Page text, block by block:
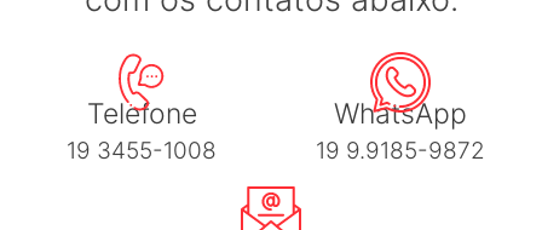
Telefone
19 3455-1008
WhatsApp
19 9.9185-9872